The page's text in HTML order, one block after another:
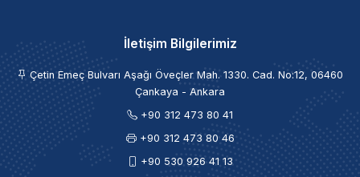
İletişim Bilgilerimiz
Çetin Emeç Bulvarı Aşağı Öveçler Mah. 1330. Cad. No:12, 06460
Çankaya - Ankara
+90 312 473 80 41
+90 312 473 80 46
+90 530 926 41 13